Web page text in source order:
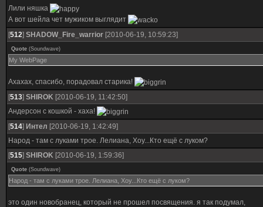
Лили няшка
А вот шейла чет мужиком выглядит
[512] SHADOW_Fire_warrior [2010-06-19, 10:59:23]
Quote (Soundwave)
My WebPage
Ахахах, спасибо, порадовал старика!
[513] SHIROK [2010-06-19, 11:42:50]
Андерсон с кошкой - хаха!
[514] Интел [2010-06-19, 1:42:49]
Народ - там с луками трое. Лелиана, Хоу...Кто ещё с луком?
[515] SHIROK [2010-06-19, 1:59:36]
Quote (Soundwave)
Народ - там с луками трое. Лелиана, Хоу...Кто ещё с луком?
это один новобранец, который не прошел посвящения. я так подумал,